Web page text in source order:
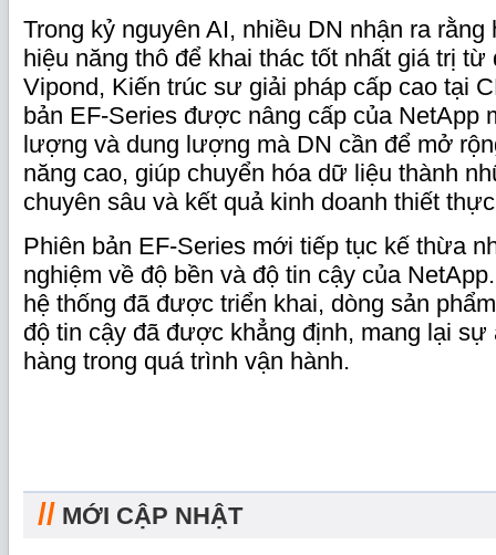
Trong kỷ nguyên AI, nhiều DN nhận ra rằng
hiệu năng thô để khai thác tốt nhất giá trị
Vipond, Kiến trúc sư giải pháp cấp cao tại
bản EF‑Series được nâng cấp của NetApp
lượng và dung lượng mà DN cần để mở
năng cao, giúp chuyển hóa dữ liệu thành
chuyên sâu và kết quả kinh doanh thiết
Phiên bản EF‑Series mới tiếp tục kế thừa
nghiệm về độ bền và độ tin cậy của
hệ thống đã được triển khai, dòng sản
độ tin cậy đã được khẳng định, mang lại sự
hàng trong quá trình vận hành.
// MỚI CẬP NHẬT